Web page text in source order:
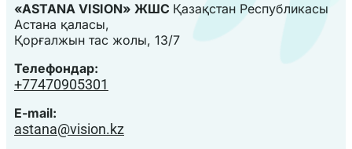
«ASTANA VISION» ЖШС Қазақстан Республикасы
Астана қаласы,
Қорғалжын тас жолы, 13/7
Телефондар:
+77470905301
E-mail:
astana@vision.kz